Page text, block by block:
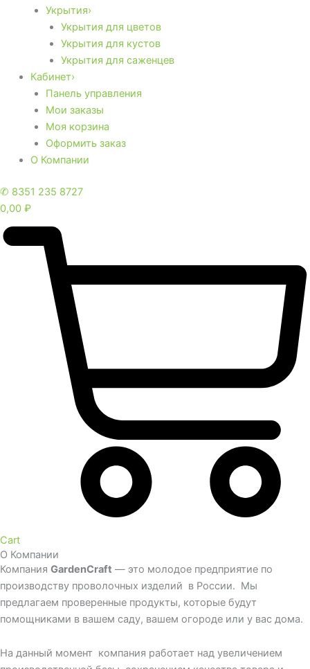
Укрытия›
Укрытия для цветов
Укрытия для кустов
Укрытия для саженцев
Кабинет›
Панель управления
Мои заказы
Моя корзина
Оформить заказ
О Компании
✆ 8351 235 8727
0,00 ₽
Cart
О Компании
Компания GardenCraft — это молодое предприятие по
производству проволочных изделий в России. Мы
предлагаем проверенные продукты, которые будут
помощниками в вашем саду, вашем огороде или у вас дома.
На данный момент компания работает над увеличением